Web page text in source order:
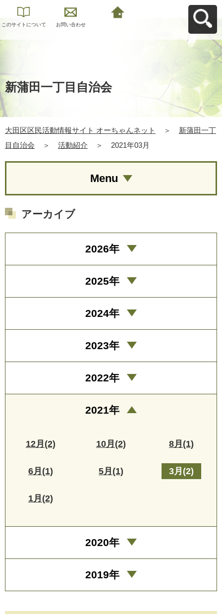
このサイトについて お問い合わせ
新蒲田一丁目自治会
大田区区民活動情報サイト オーちゃんネット ＞
新蒲田一丁
目自治会
＞ 活動紹介 ＞ 2021年03月
Menu
アーカイブ
2026年
2025年
2024年
2023年
2022年
2021年
12月(2) 10月(2) 8月(1)
6月(1) 5月(1) 3月(2)
1月(2)
2020年
2019年